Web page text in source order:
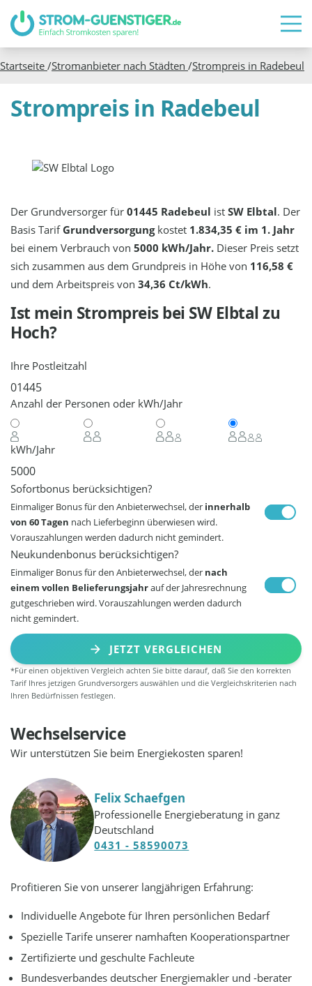
Startseite /Stromanbieter nach Städten /Strompreis in Radebeul
Strompreis in Radebeul
Der Grundversorger für01445 Radebeul istSW Elbtal. Der
Basis Tarif Grundversorgungkostet 1.834,35 € im 1. Jahr
bei einem Verbrauch von5000 kWh/Jahr. Dieser Preis setzt
sich zusammen aus dem Grundpreis in Höhe von 116,58 €
und dem Arbeitspreis von34,36 Ct/kWh.
Ist mein Strompreis bei SW Elbtalzu
Hoch?
Ihre Postleitzahl
Anzahl der Personen oder kWh/Jahr
kWh/Jahr
Sofortbonus berücksichtigen?
Einmaliger Bonus für den Anbieterwechsel, der innerhalb
von 60 Tagen nach Lieferbeginn überwiesen wird.
Vorauszahlungen werden dadurch nicht gemindert.
Neukundenbonus berücksichtigen?
Einmaliger Bonus für den Anbieterwechsel, der nach
einem vollen Belieferungsjahrauf der Jahresrechnung
gutgeschrieben wird. Vorauszahlungen werden dadurch
nicht gemindert.
JETZT VERGLEICHEN
*Für einen objektiven Vergleich achten Sie bitte darauf, daß Sie den korrekten
Tarif Ihres jetzigen Grundversorgers auswählen und die Vergleichskriterien nach
Ihren Bedürfnissen festlegen.
Wechselservice
Wir unterstützen Sie beim Energiekosten sparen!
Felix Schaefgen
Professionelle Energieberatung in ganz
Deutschland
0431 - 58590073
Profitieren Sie von unserer langjährigen Erfahrung:
Individuelle Angebote für Ihren persönlichen Bedarf
Spezielle Tarife unserer namhaften Kooperationspartner
Zertifizierte und geschulte Fachleute
Bundesverbandes deutscher Energiemakler und -berater